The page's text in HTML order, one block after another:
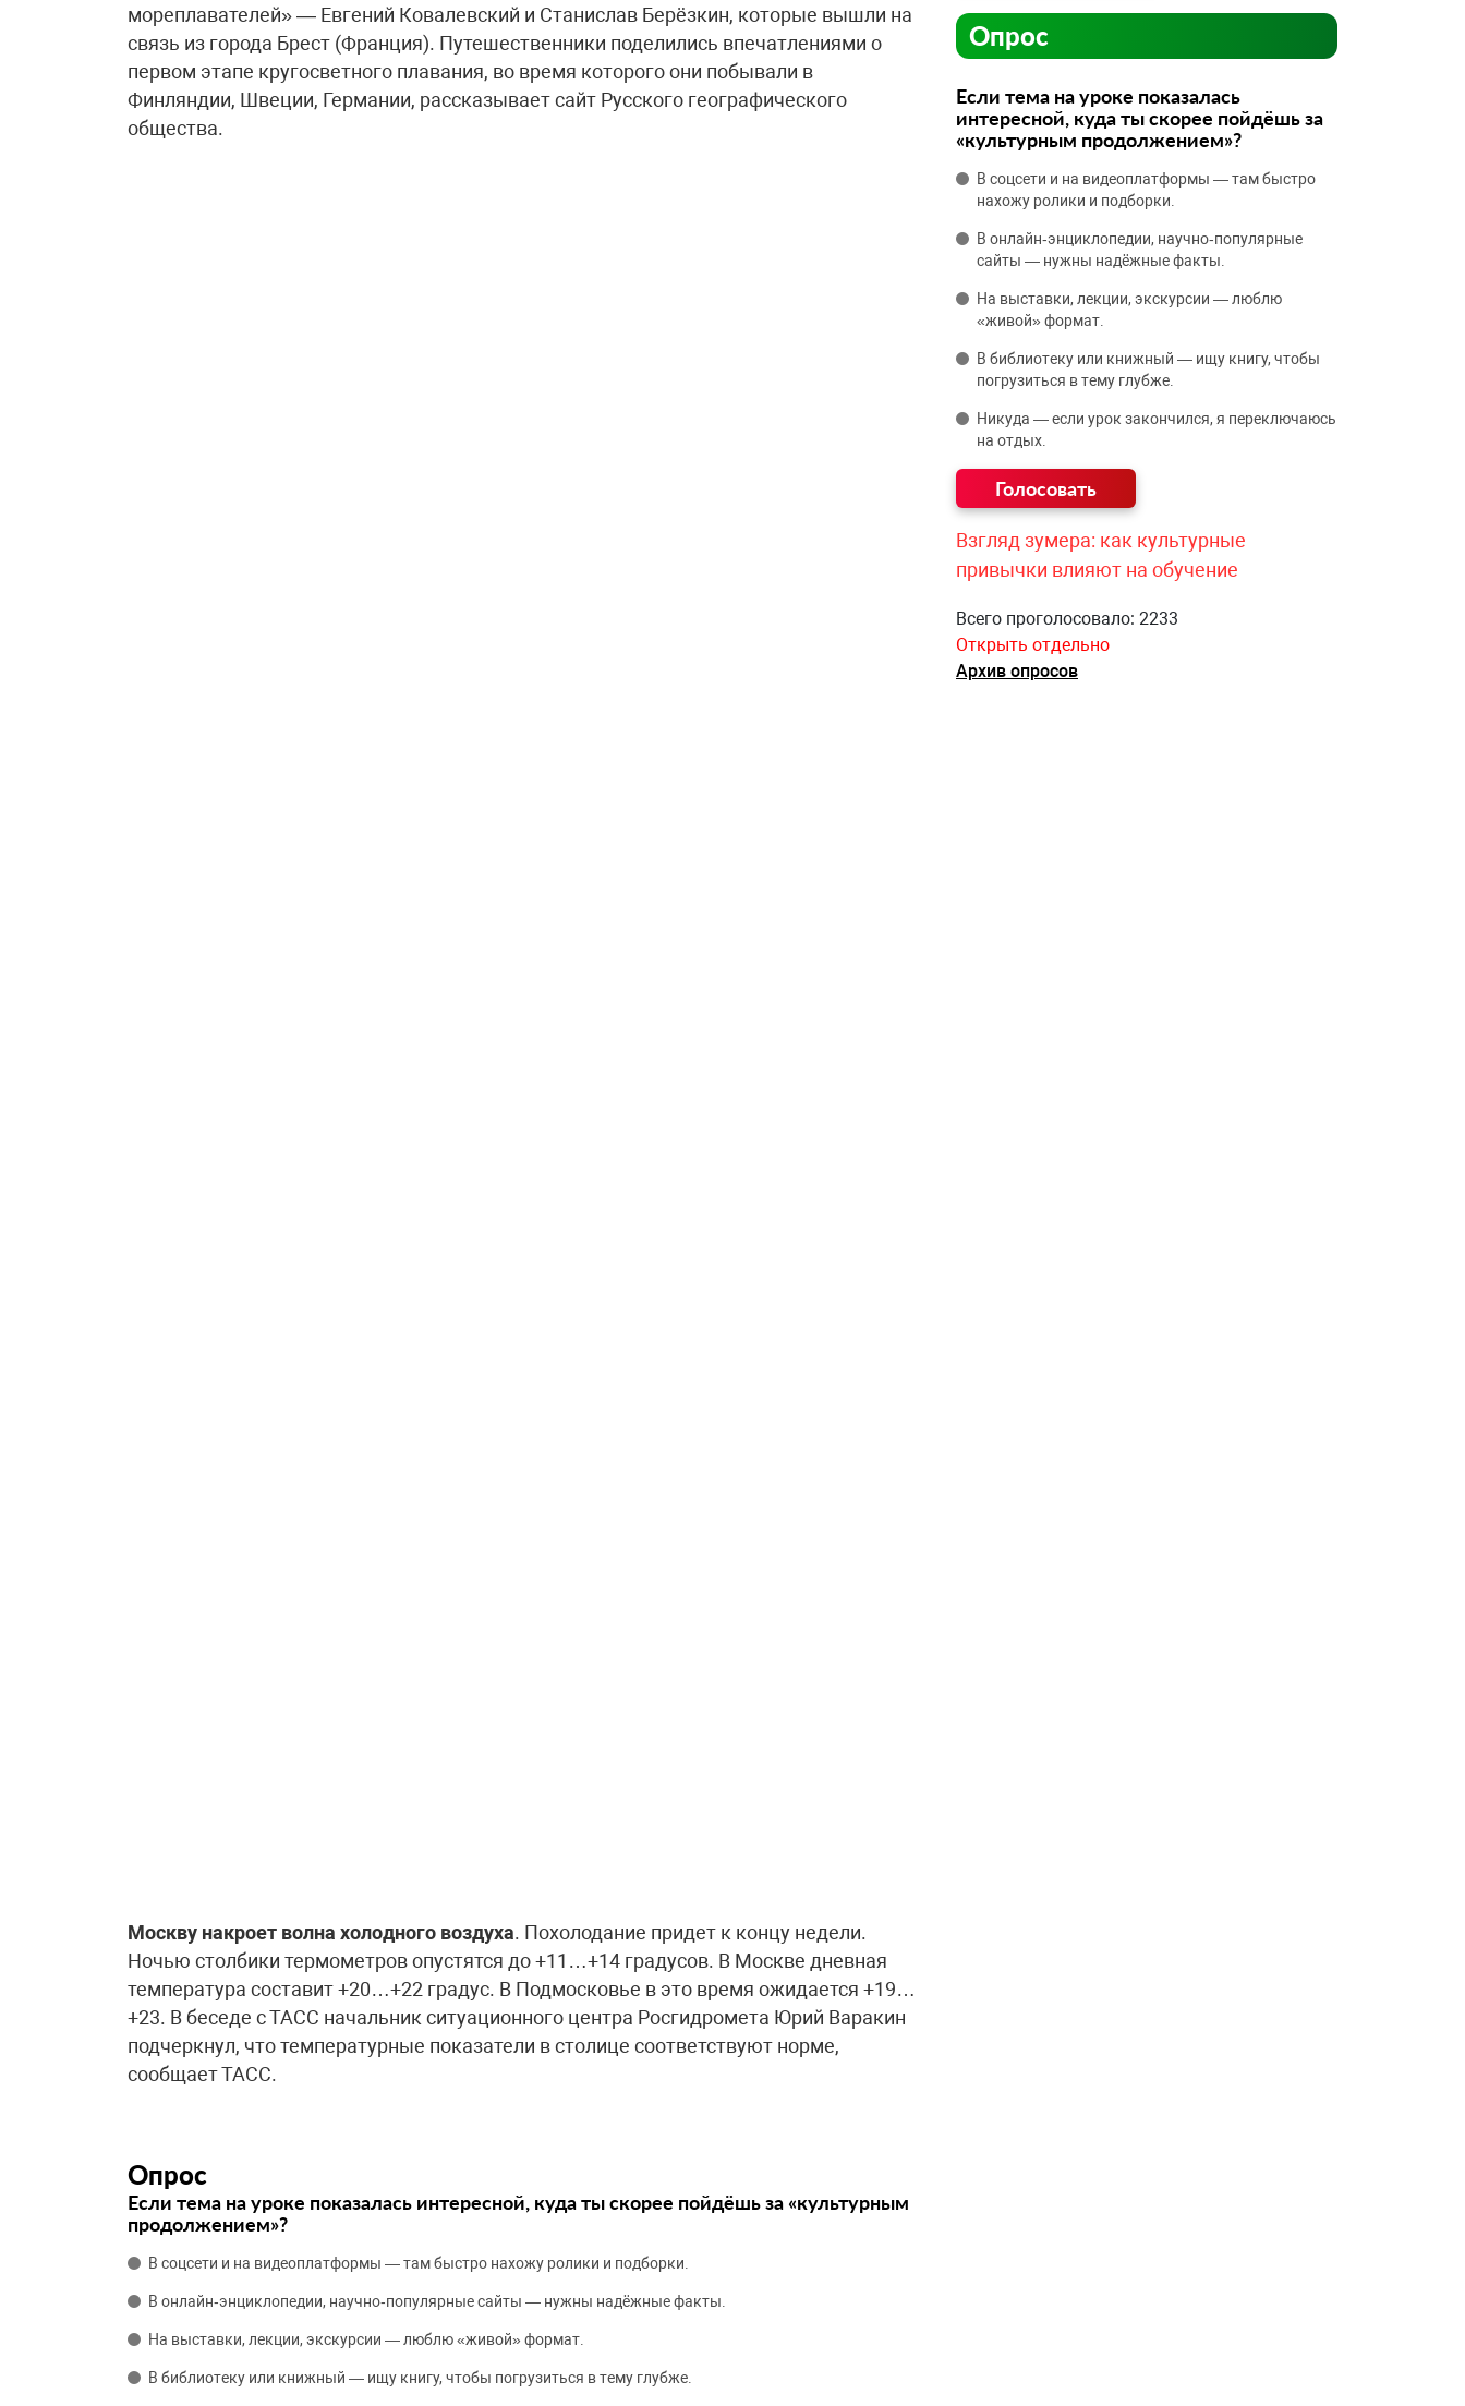
мореплавателей» — Евгений Ковалевский и Станислав Берёзкин, которые вышли на
связь из города Брест (Франция). Путешественники поделились впечатлениями о
первом этапе кругосветного плавания, во время которого они побывали в
Финляндии, Швеции, Германии, рассказывает сайт Русского географического
общества.
Москву накроет волна холодного воздуха. Похолодание придет к концу недели.
Ночью столбики термометров опустятся до +11…+14 градусов. В Москве дневная
температура составит +20…+22 градус. В Подмосковье в это время ожидается +19…
+23. В беседе с ТАСС начальник ситуационного центра Росгидромета Юрий Варакин
подчеркнул, что температурные показатели в столице соответствуют норме,
сообщает ТАСС.
Опрос
Если тема на уроке показалась интересной, куда ты скорее пойдёшь за «культурным
продолжением»?
В соцсети и на видеоплатформы — там быстро нахожу ролики и подборки.
В онлайн‑энциклопедии, научно‑популярные сайты — нужны надёжные факты.
На выставки, лекции, экскурсии — люблю «живой» формат.
В библиотеку или книжный — ищу книгу, чтобы погрузиться в тему глубже.
Опрос
Если тема на уроке показалась
интересной, куда ты скорее пойдёшь за
«культурным продолжением»?
В соцсети и на видеоплатформы — там быстро
нахожу ролики и подборки.
В онлайн‑энциклопедии, научно‑популярные
сайты — нужны надёжные факты.
На выставки, лекции, экскурсии — люблю
«живой» формат.
В библиотеку или книжный — ищу книгу, чтобы
погрузиться в тему глубже.
Никуда — если урок закончился, я переключаюсь
на отдых.
Взгляд зумера: как культурные
привычки влияют на обучение
Всего проголосовало: 2233
Открыть отдельно
Архив опросов